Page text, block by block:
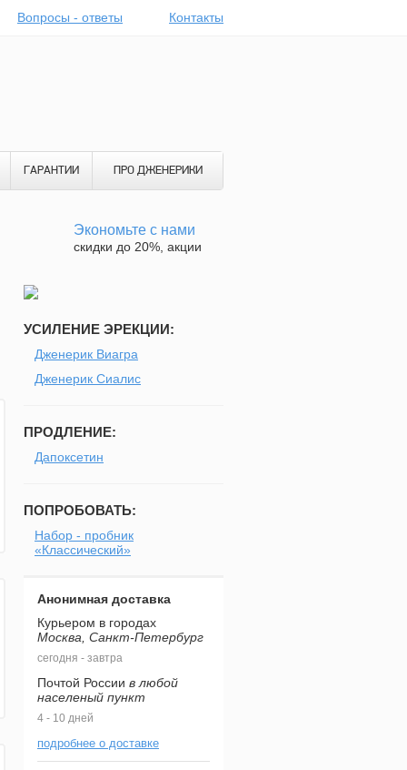
Вопросы - ответы Контакты
ГАРАНТИИ ПРО ДЖЕНЕРИКИ
Экономьте с нами
скидки до 20%, акции
УСИЛЕНИЕ ЭРЕКЦИИ:
Дженерик Виагра
Дженерик Сиалис
ПРОДЛЕНИЕ:
Дапоксетин
ПОПРОБОВАТЬ:
Набор - пробник
«Классический»
Анонимная доставка
Курьером в городах
Москва, Санкт-Петербург
сегодня - завтра
Почтой России в любой
населеный пункт
4 - 10 дней
подробнее о доставке